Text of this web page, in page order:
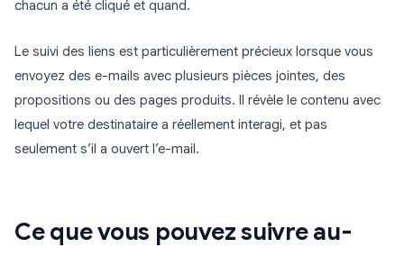
chacun a été cliqué et quand.
Le suivi des liens est particulièrement précieux lorsque vous
envoyez des e-mails avec plusieurs pièces jointes, des
propositions ou des pages produits. Il révèle le contenu avec
lequel votre destinataire a réellement interagi, et pas
seulement s’il a ouvert l’e-mail.
Ce que vous pouvez suivre au-